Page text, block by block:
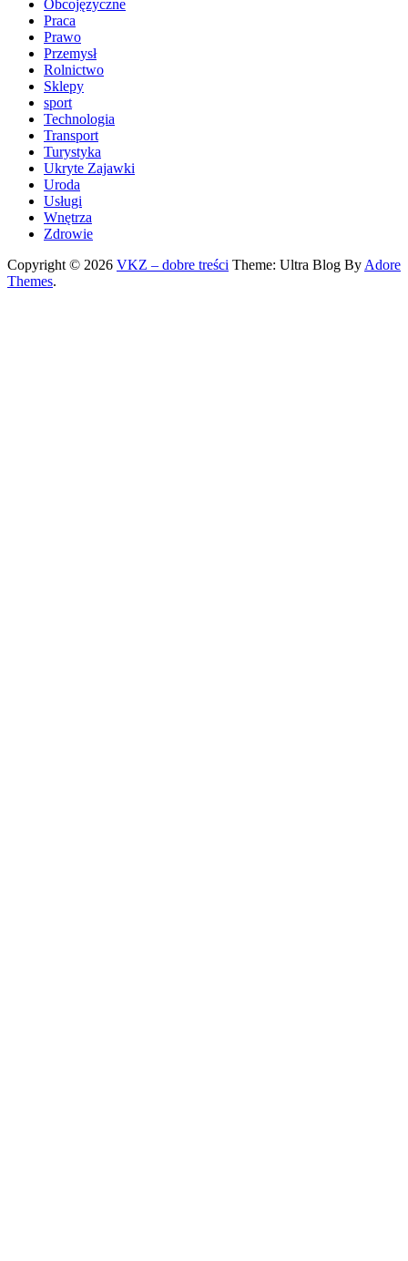
Obcojęzyczne
Praca
Prawo
Przemysł
Rolnictwo
Sklepy
sport
Technologia
Transport
Turystyka
Ukryte Zajawki
Uroda
Usługi
Wnętrza
Zdrowie
Copyright © 2026 VKZ – dobre treści Theme: Ultra Blog By Adore
Themes.